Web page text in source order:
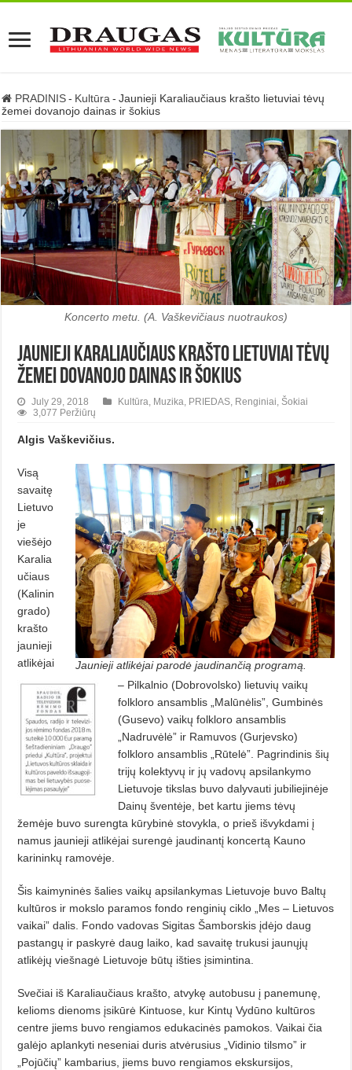
PRADINIS - Kultūra - Jaunieji Karaliaučiaus krašto lietuviai tėvų
žemei dovanojo dainas ir šokius
Koncerto metu. (A. Vaškevičiaus nuotraukos)
Jaunieji Karaliaučiaus krašto lietuviai tėvų
žemei dovanojo dainas ir šokius
July 29, 2018 Kultūra Muzika PRIEDAS Renginiai Šokiai
3,077 Peržiūrų
Algis Vaškevičius.
Jaunieji atlikėjai parodė jaudinančią programą.
Visą
savaitę
Lietuvo
je
viešėjo
Karalia
učiaus
(Kalinin
grado)
krašto
jaunieji
atlikėjai
– Pilkalnio (Dobrovolsko) lietuvių vaikų
folkloro ansamblis „Malūnėlis”, Gumbinės
(Gusevo) vaikų folkloro ansamblis
„Nadruvėlė” ir Ramuvos (Gurjevsko)
folkloro ansamblis „Rūtelė”. Pagrindinis šių
trijų kolektyvų ir jų vadovų apsilankymo
Lietuvoje tikslas buvo dalyvauti jubiliejinėje
Dainų šventėje, bet kartu jiems tėvų
žemėje buvo surengta kūrybinė stovykla, o prieš išvykdami į
namus jaunieji atlikėjai surengė jaudinantį koncertą Kauno
karininkų ramovėje.
Šis kaimyninės šalies vaikų apsilankymas Lietuvoje buvo Baltų
kultūros ir mokslo paramos fondo renginių ciklo „Mes – Lietuvos
vaikai” dalis. Fondo vadovas Sigitas Šamborskis įdėjo daug
pastangų ir paskyrė daug laiko, kad savaitę trukusi jaunųjų
atlikėjų viešnagė Lietuvoje būtų išties įsimintina.
Svečiai iš Karaliaučiaus krašto, atvykę autobusu į panemunę,
kelioms dienoms įsikūrė Kintuose, kur Kintų Vydūno kultūros
centre jiems buvo rengiamos edukacinės pamokos. Vaikai čia
galėjo aplankyti neseniai duris atvėrusius „Vidinio tilsmo” ir
„Pojūčių” kambarius, jiems buvo rengiamos ekskursijos,